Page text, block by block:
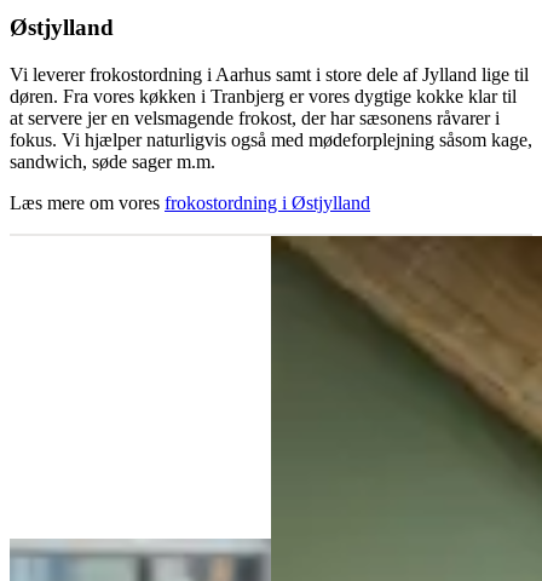
Østjylland
Vi leverer frokostordning i Aarhus samt i store dele af Jylland lige til
døren. Fra vores køkken i Tranbjerg er vores dygtige kokke klar til
at servere jer en velsmagende frokost, der har sæsonens råvarer i
fokus. Vi hjælper naturligvis også med mødeforplejning såsom kage,
sandwich, søde sager m.m.
Læs mere om vores frokostordning i Østjylland